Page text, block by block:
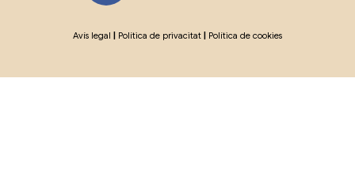
Avís legal Política de privacitat Política de cookies